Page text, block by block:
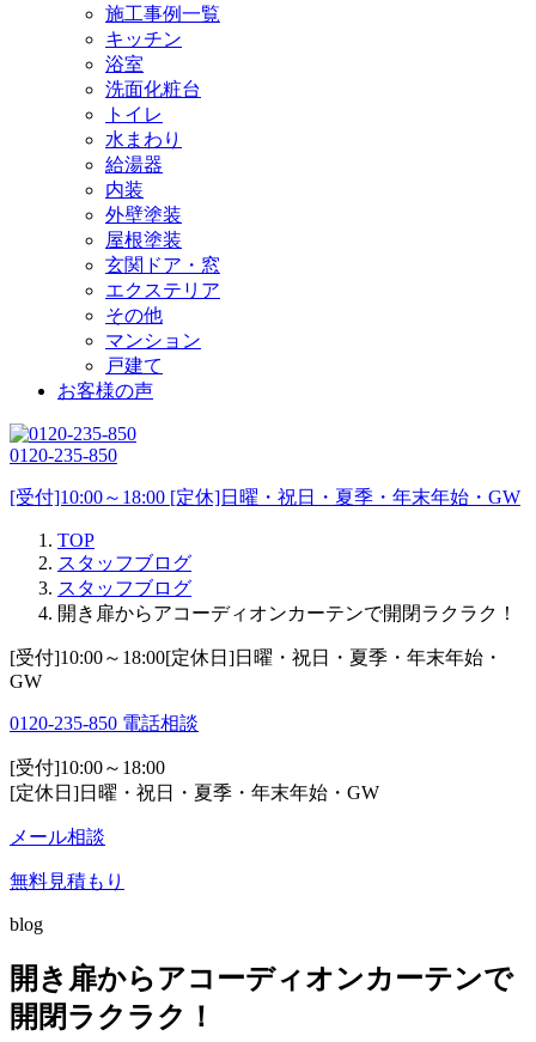
施工事例一覧
キッチン
浴室
洗面化粧台
トイレ
水まわり
給湯器
内装
外壁塗装
屋根塗装
玄関ドア・窓
エクステリア
その他
マンション
戸建て
お客様の声
0120-235-850
[受付]10:00～18:00 [定休]日曜・祝日・夏季・年末年始・GW
TOP
スタッフブログ
スタッフブログ
開き扉からアコーディオンカーテンで開閉ラクラク！
[受付]10:00～18:00[定休日]日曜・祝日・夏季・年末年始・
GW
0120-235-850 電話相談
[受付]10:00～18:00
[定休日]日曜・祝日・夏季・年末年始・GW
メール相談
無料見積もり
blog
開き扉からアコーディオンカーテンで
開閉ラクラク！